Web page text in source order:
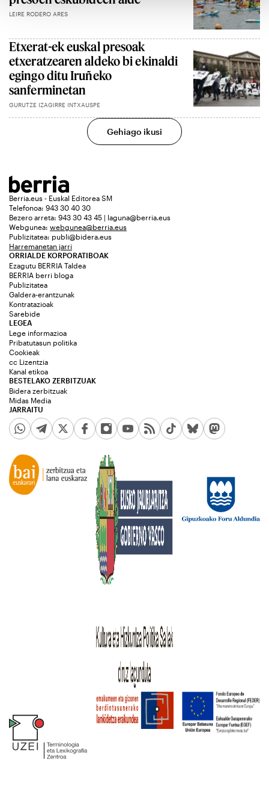
LEIRE RODERO ARES
Etxerat-ek euskal presoak
etxeratzearen aldeko bi ekinaldi
egingo ditu Iruñeko
sanferminetan
GURUTZE IZAGIRRE INTXAUSPE
Gehiago ikusi
Berria.eus - Euskal Editorea SM
Telefonoa: 943 30 40 30
Bezero arreta: 943 30 43 45 | laguna@berria.eus
Webgunea: webgunea@berria.eus
Publizitatea: publi@bidera.eus
Harremanetan jarri
ORRIALDE KORPORATIBOAK
Ezagutu BERRIA Taldea
BERRIA berri bloga
Publizitatea
Galdera-erantzunak
Kontratazioak
Sarebide
JARRAITU
LEGEA
Lege informazioa
Pribatutasun politika
Cookieak
cc Lizentzia
Kanal etikoa
BESTELAKO ZERBITZUAK
Bidera zerbitzuak
Midas Media